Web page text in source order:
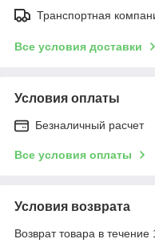
Транспортная
Все условия доставки
Условия оплаты
Безналичный расчет
Все условия оплаты
Условия возврата
Возврат товара в